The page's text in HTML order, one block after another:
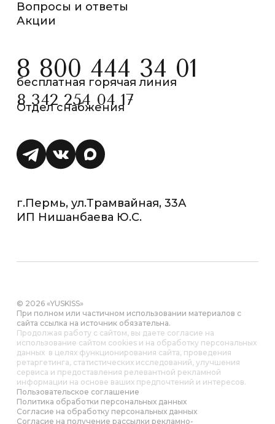
Вопросы и ответы
Акции
8 800 444 34 01
бесплатная горячая линия
8 342 254 04 17
Отдел снабжения
г.Пермь, ул.Трамвайная, 33А
ИП Нишанбаева Ю.С.
© 2026 «YUSKISS»
При полном или частичном использовании материалов с
сайта ссылка на источник обязательна.
Продолжая работу с сайтом, вы даете согласие на
использование сайтом cookies и на обработку персональных
данных в целях функционирования сайта, проведения
ретаргетинга, статистических исследований, улучшения
сервиса и предоставления релевантной рекламной
информации на основе ваших предпочтений и интересов.
Пользовательское соглашение
Политика обработки персональных данных
Согласие на обработку персональных данных
Согласие на получение рассылки рекламно-